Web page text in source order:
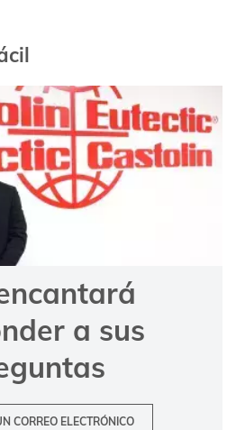
a sus
CORREO ELECTRÓNICO